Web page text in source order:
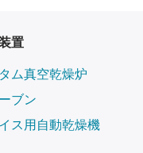
置
ム真空乾燥炉
ブン
ス用自動乾燥機